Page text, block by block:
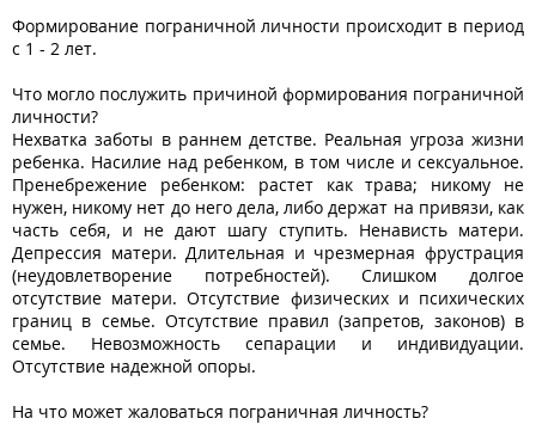
Формирование пограничной личности происходит в период
с 1 - 2 лет.
Что могло послужить причиной формирования пограничной
личности?
Нехватка заботы в раннем детстве. Реальная угроза жизни
ребенка. Насилие над ребенком, в том числе и сексуальное.
Пренебрежение ребенком: растет как трава; никому не
нужен, никому нет до него дела, либо держат на привязи, как
часть себя, и не дают шагу ступить. Ненависть матери.
Депрессия матери. Длительная и чрезмерная фрустрация
(неудовлетворение потребностей). Слишком долгое
отсутствие матери. Отсутствие физических и психических
границ в семье. Отсутствие правил (запретов, законов) в
семье. Невозможность сепарации и индивидуации.
Отсутствие надежной опоры.
На что может жаловаться пограничная личность?